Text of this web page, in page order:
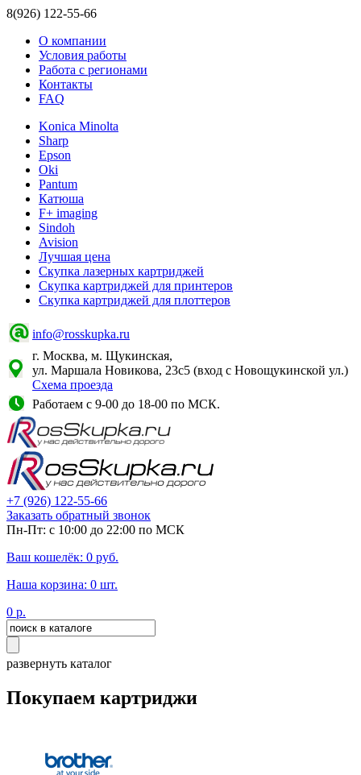
8(926) 122-55-66
О компании
Условия работы
Работа с регионами
Контакты
FAQ
Konica Minolta
Sharp
Epson
Oki
Pantum
Катюша
F+ imaging
Sindoh
Avision
Лучшая цена
Скупка лазерных картриджей
Скупка картриджей для принтеров
Скупка картриджей для плоттеров
info@rosskupka.ru
г. Москва, м. Щукинская,
ул. Маршала Новикова, 23с5 (вход с Новощукинской ул.)
Схема проезда
Работаем с 9-00 до 18-00 по МСК.
+7 (926) 122-55-66
Заказать обратный звонок
Пн-Пт: с 10:00 до 22:00 по МСК
Ваш кошелёк: 0 руб.
Наша корзина: 0 шт.
0 р.
развернуть каталог
Покупаем картриджи